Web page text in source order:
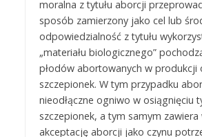
moralna z tytułu aborcji
sposób zamierzony jako cel lub
odpowiedzialność z tytułu
„materiału biologicznego”
płodów abortowanych w produkcji
szczepionek. W tym przypadku
nieodłączne ogniwo w osiągnięciu
szczepionek, a tym samym zawiera
akceptację aborcji jako czynu